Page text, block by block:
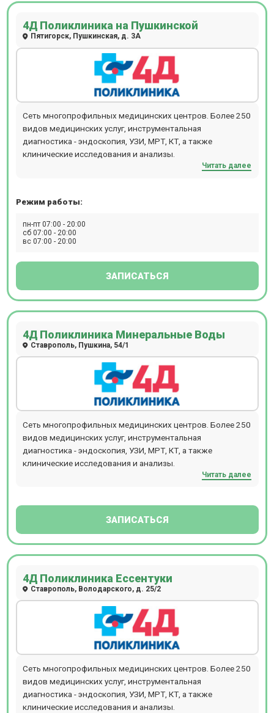
4Д Поликлиника на Пушкинской
Пятигорск, Пушкинская, д. 3А
Сеть многопрофильных медицинских центров. Более 250
видов медицинских услуг, инструментальная
диагностика - эндоскопия, УЗИ, МРТ, КТ, а также
клинические исследования и анализы.
Читать далее
Режим работы:
пн-пт 07:00 - 20:00
сб 07:00 - 20:00
вс 07:00 - 20:00
ЗАПИСАТЬСЯ
4Д Поликлиника Минеральные Воды
Ставрополь, Пушкина, 54/1
Сеть многопрофильных медицинских центров. Более 250
видов медицинских услуг, инструментальная
диагностика - эндоскопия, УЗИ, МРТ, КТ, а также
клинические исследования и анализы.
Читать далее
ЗАПИСАТЬСЯ
4Д Поликлиника Ессентуки
Ставрополь, Володарского, д. 25/2
Сеть многопрофильных медицинских центров. Более 250
видов медицинских услуг, инструментальная
диагностика - эндоскопия, УЗИ, МРТ, КТ, а также
клинические исследования и анализы.